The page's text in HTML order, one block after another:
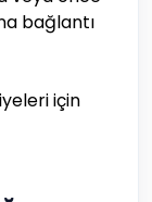
bağlantı
için